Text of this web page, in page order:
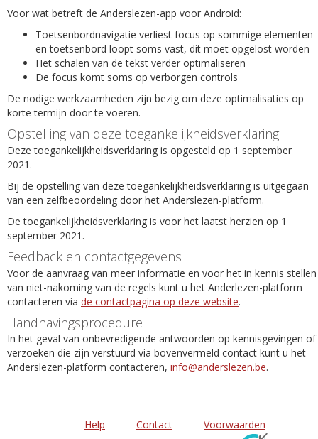
Voor wat betreft de Anderslezen-app voor Android:
Toetsenbordnavigatie verliest focus op sommige elementen
en toetsenbord loopt soms vast, dit moet opgelost worden
Het schalen van de tekst verder optimaliseren
De focus komt soms op verborgen controls
De nodige werkzaamheden zijn bezig om deze optimalisaties op
korte termijn door te voeren.
Opstelling van deze toegankelijkheidsverklaring
Deze toegankelijkheidsverklaring is opgesteld op 1 september
2021.
Bij de opstelling van deze toegankelijkheidsverklaring is uitgegaan
van een zelfbeoordeling door het Anderslezen-platform.
De toegankelijkheidsverklaring is voor het laatst herzien op 1
september 2021.
Feedback en contactgegevens
Voor de aanvraag van meer informatie en voor het in kennis stellen
van niet-nakoming van de regels kunt u het Anderlezen-platform
contacteren via de contactpagina op deze website.
Handhavingsprocedure
In het geval van onbevredigende antwoorden op kennisgevingen of
verzoeken die zijn verstuurd via bovenvermeld contact kunt u het
Anderslezen-platform contacteren, info@anderslezen.be.
Help Contact
Voorwaarden